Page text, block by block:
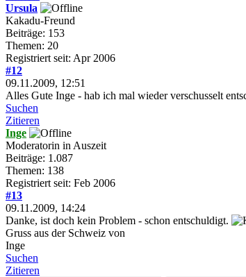
Ursula
Kakadu-Freund
Beiträge: 153
Themen: 20
Registriert seit: Apr 2006
#12
09.11.2009, 12:51
Alles Gute Inge - hab ich mal wieder verschusselt
Suchen
Zitieren
Inge
Moderatorin in Auszeit
Beiträge: 1.087
Themen: 138
Registriert seit: Feb 2006
#13
09.11.2009, 14:24
Danke, ist doch kein Problem - schon entschuldigt.
Gruss aus der Schweiz von
Inge
Suchen
Zitieren